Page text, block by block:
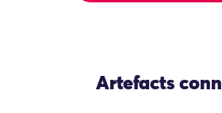
Artefacts